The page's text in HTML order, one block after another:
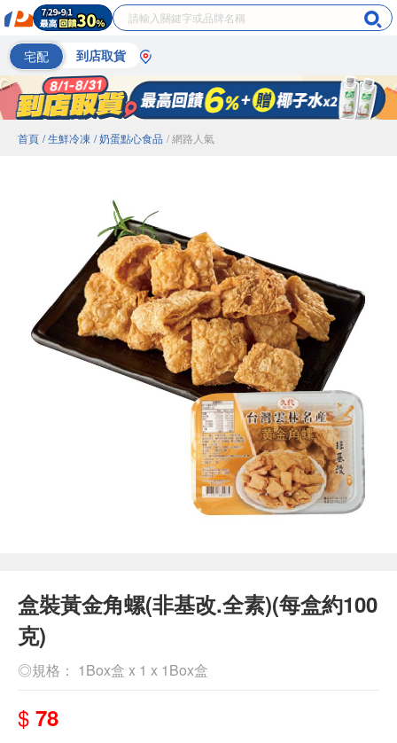
宅配 到店取貨
首頁 / 生鮮冷凍 / 奶蛋點心食品 / 網路人氣
盒裝黃金角螺(非基改.全素)(每盒約100
克)
◎規格： 1Box盒 x 1 x 1Box盒
$ 78